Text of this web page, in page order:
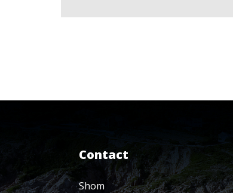
Contact
Shom